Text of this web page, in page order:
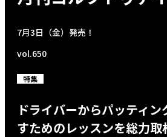
7月3日（金）発売！
vol.650
特集
ドライバーからパッティ
すためのレッスンを総力取